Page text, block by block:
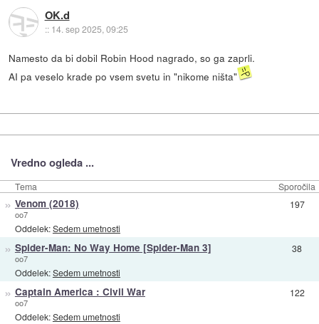
OK.d
:: 14. sep 2025, 09:25
Namesto da bi dobil Robin Hood nagrado, so ga zaprli.
AI pa veselo krade po vsem svetu in "nikome ništa"
Vredno ogleda ...
Tema Sporočila
» Venom (2018)
oo7
Oddelek:Sedem umetnosti
197
» Spider-Man: No Way Home [Spider-Man 3]
oo7
Oddelek:Sedem umetnosti
38
» Captain America : Civil War
oo7
Oddelek:Sedem umetnosti
122